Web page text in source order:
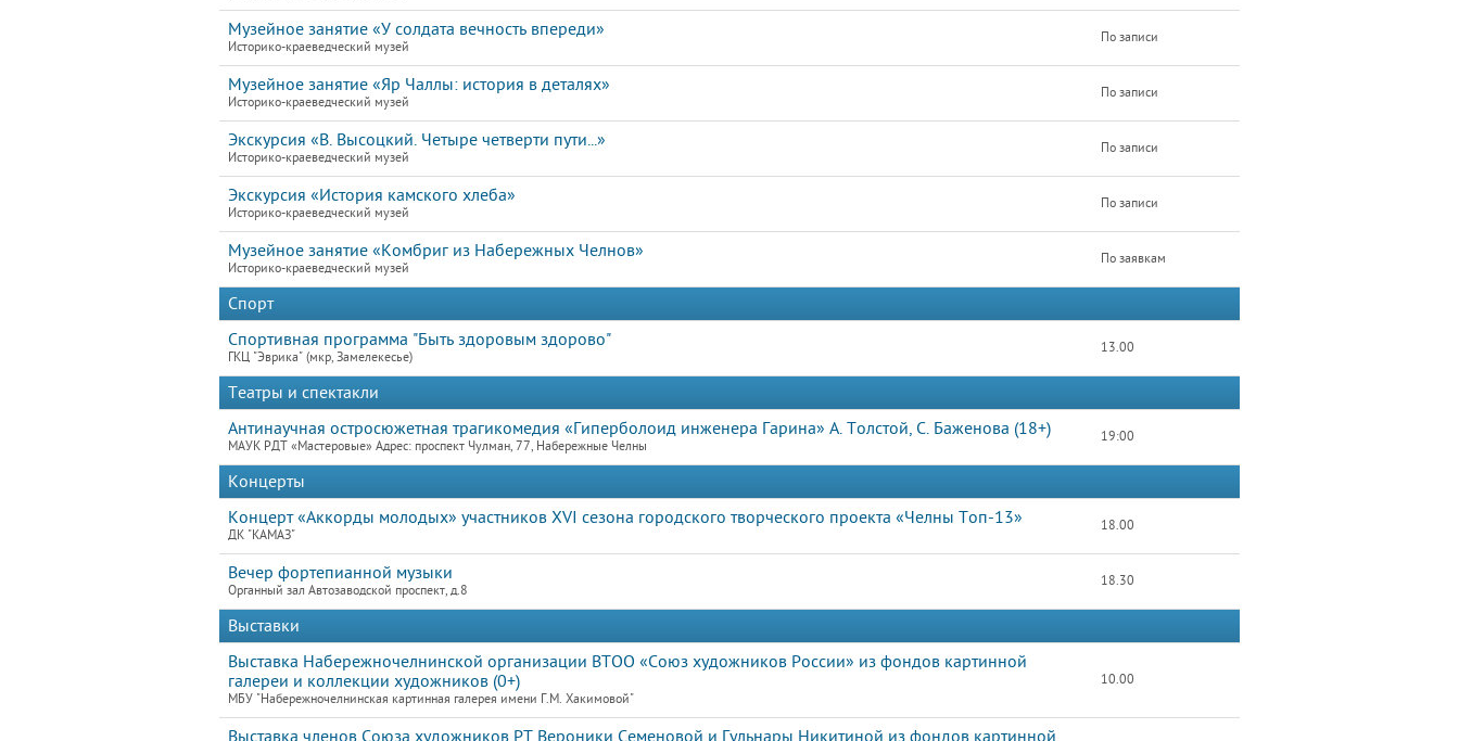
Музейное занятие «У солдата вечность впереди»
Историко-краеведческий музей
По записи
Музейное занятие «Яр Чаллы: история в деталях»
Историко-краеведческий музей
По записи
Экскурсия «В. Высоцкий. Четыре четверти пути...»
Историко-краеведческий музей
По записи
Экскурсия «История камского хлеба»
Историко-краеведческий музей
По записи
Музейное занятие «Комбриг из Набережных Челнов»
Историко-краеведческий музей
По заявкам
Спорт
Спортивная программа "Быть здоровым здорово"
ГКЦ "Эврика" (мкр, Замелекесье)
13.00
Театры и спектакли
Антинаучная остросюжетная трагикомедия «Гиперболоид инженера Гарина» А. Толстой, С. Баженова (18+)
МАУК РДТ «Мастеровые» Адрес: проспект Чулман, 77, Набережные Челны
19:00
Концерты
Концерт «Аккорды молодых» участников XVI сезона городского творческого проекта «Челны Топ-13»
ДК "КАМАЗ"
18.00
Вечер фортепианной музыки
Органный зал Автозаводской проспект, д.8
18.30
Выставки
Выставка Набережночелнинской организации ВТОО «Союз художников России» из фондов картинной
галереи и коллекции художников (0+)
МБУ "Набережночелнинская картинная галерея имени Г.М. Хакимовой"
10.00
Выставка членов Союза художников РТ Вероники Семеновой и Гульнары Никитиной из фондов картинной